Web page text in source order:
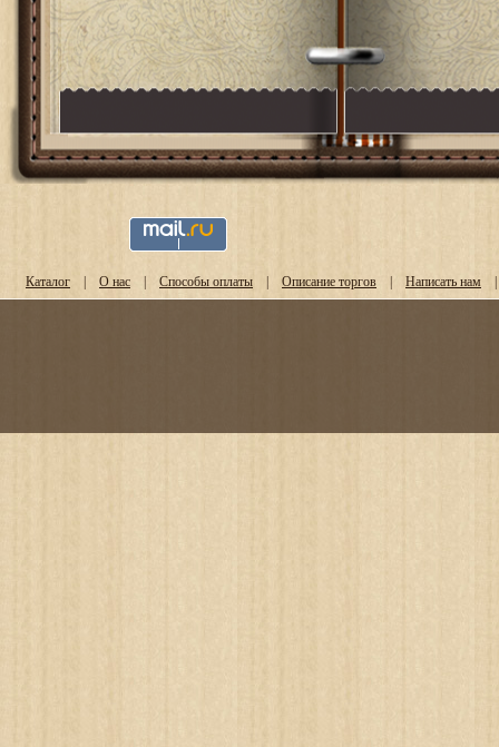
Каталог | О нас | Способы оплаты | Описание торгов | Написать нам |